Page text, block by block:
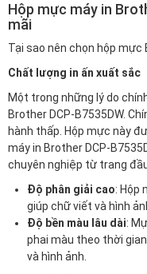
Hộp mực máy in
mãi
Tại sao nên chọn hộp mực
Chất lượng in ấn xuất sắc
Một trong những lý do
Brother DCP-B7535DW.
hành thấp. Hộp mực này
máy in Brother DCP-
chuyên nghiệp từ trang
Độ phân giải cao: Hộp
giúp chữ viết và hình
Độ bền màu lâu dài:
phai màu theo thời
và hình ảnh.